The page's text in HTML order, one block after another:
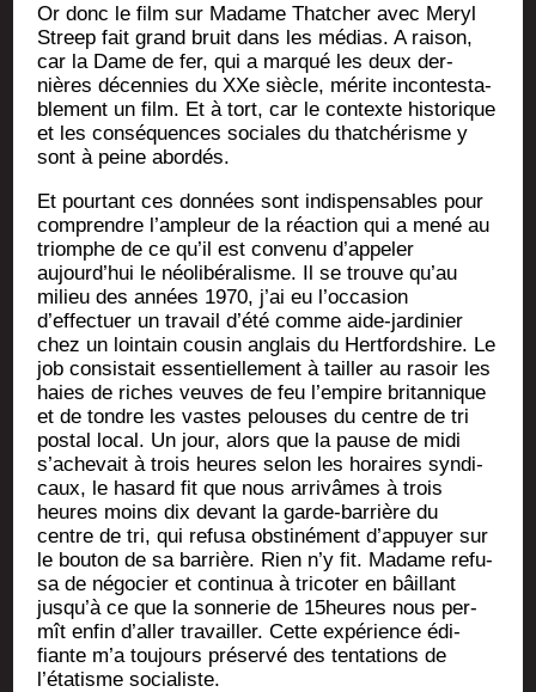
Or donc le film sur Madame That­cher avec Meryl
Streep fait grand bruit dans les médias. A rai­son,
car la Dame de fer, qui a mar­qué les deux der­
nières décen­nies du XXe siècle, mérite incon­tes­ta­
ble­ment un film. Et à tort, car le contexte his­to­rique
et les consé­quences sociales du that­ché­risme y
sont à peine abordés.
Et pour­tant ces don­nées sont indis­pen­sables pour
com­prendre l’ampleur de la réac­tion qui a mené au
triomphe de ce qu’il est conve­nu d’appeler
aujourd’hui le néo­li­bé­ra­lisme. Il se trouve qu’au
milieu des années 1970, j’ai eu l’occasion
d’effectuer un tra­vail d’été comme aide-jar­di­nier
chez un loin­tain cou­sin anglais du Hert­ford­shire. Le
job consis­tait essen­tiel­le­ment à tailler au rasoir les
haies de riches veuves de feu l’empire bri­tan­nique
et de tondre les vastes pelouses du centre de tri
pos­tal local. Un jour, alors que la pause de midi
s’achevait à trois heures selon les horaires syn­di­
caux, le hasard fit que nous arri­vâmes à trois
heures moins dix devant la garde-bar­rière du
centre de tri, qui refu­sa obs­ti­né­ment d’appuyer sur
le bou­ton de sa bar­rière. Rien n’y fit. Madame refu­
sa de négo­cier et conti­nua à tri­co­ter en bâillant
jusqu’à ce que la son­ne­rie de 15heures nous per­
mît enfin d’aller tra­vailler. Cette expé­rience édi­
fiante m’a tou­jours pré­ser­vé des ten­ta­tions de
l’étatisme socialiste.